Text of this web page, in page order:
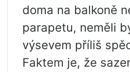
doma na balkoně
parapetu, neměli
výsevem příliš
Faktem je, že